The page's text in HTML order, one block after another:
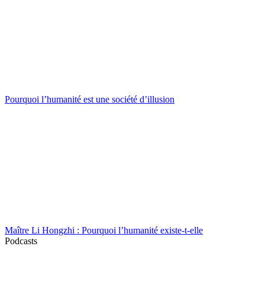
Pourquoi l’humanité est une société d’illusion
Maître Li Hongzhi : Pourquoi l’humanité existe-t-elle
Podcasts